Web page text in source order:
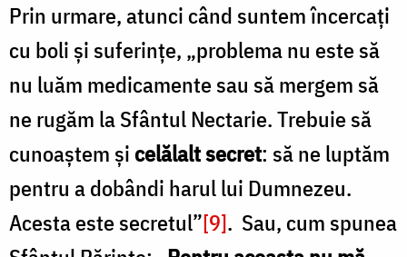
Prin urmare, atunci când suntem încercați
cu boli și suferințe, „problema nu este să
nu luăm medicamente sau să mergem să
ne rugăm la Sfântul Nectarie. Trebuie să
cunoaștem șicelălalt secret: să ne luptăm
pentru a dobândi harul lui Dumnezeu.
Acesta este secretul”[9]. Sau, cum spunea